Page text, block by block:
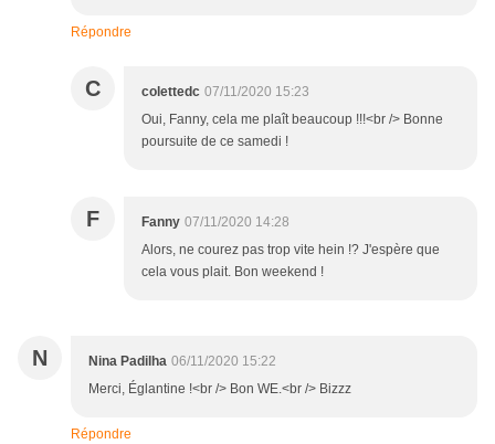
Répondre
C colettedc 07/11/2020 15:23
Oui, Fanny, cela me plaît beaucoup !!!<br /> Bonne
poursuite de ce samedi !
F Fanny 07/11/2020 14:28
Alors, ne courez pas trop vite hein !? J'espère que
cela vous plait. Bon weekend !
N Nina Padilha 06/11/2020 15:22
Merci, Églantine !<br /> Bon WE.<br /> Bizzz
Répondre